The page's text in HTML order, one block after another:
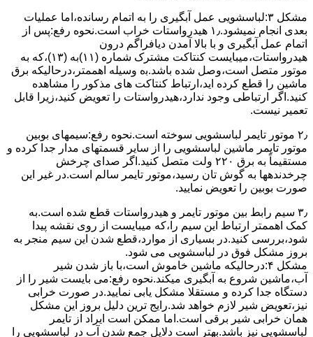
مشکل ۳:لباسشویی ﻋﻤﻞ آﺑﮕﯿﺮی را ﺑﻪ اﺗﻤﺎم رﺳﺎﻧﺪه،اﻣﺎ ﻋﻤﻠﯿﺎت
ﺑﻌﺪی اﻧﺠﺎم نمیشود.۱٫ ﻫﯿﺪرواﺳﺘﺎت ﺧﺮاب اﺳﺖ.نحوه رﻓﻊ:ﭘﺲ از
اﺗﻤﺎم عمل آﺑﮕﯿﺮی و ﺑﺎ ﺑﺎﻻ آﻣﺪن دﯾﺎﻓﺮاﮔﻢ درون
ﻫﯿﺪرواﺳﺘﺎت،میبایست ﮐﻨﺘﺎﮐﺖ ﻣﺸﺘﺮک شماره (۱۱)به (۱۳)،ﮐﻪ ﺑﻪ
ﻣﻮﺗﻮر ﻣﺘﺼﻞ اﺳﺖ،وﺻﻞ ﺷﺪه ﺑﺎﺷﺪ.ﺑه وسیله اهممتر،درحالیکه ﺑﺮق
ﻣﺎﺷﯿﻦ را ﻗﻄﻊ کرده اید،ارﺗﺒﺎط ﮐﻨﺘﺎﮐﺖ ﻫﺎی ﻣﺬﮐﻮر را ﻣﺸﺎﻫﺪه
کنید.اﮔﺮ ارﺗﺒﺎطی وجود ندارد،ﻫﯿﺪرواﺳﺘﺎت را ﺗﻌﻮﯾﺾ ﮐﻨﯿﺪ،زﯾﺮا قابل
ﺗﻌﻤﯿﺮ نیست.
۲٫ ﻣﻮﺗﻮر ﺗﺎﯾﻤﺮ لباسشویی ﺳﻮﺧﺘﻪ اﺳﺖ.نحوه رﻓﻊ:سیمهای ﺑﻮﺑﯿﻦ
ﻣﻮﺗﻮر ﺗﺎﯾﻤﺮ ماشین لباسشویی را از ﺳﺎﯾﺮ قسمتهای ﻣﺪار ﺟﺪا کرده و
مستقیماً ﺑﻪ برق ۲۲۰ وﻟﺖ ﻣﺘﺼﻞ کنید.اﮔﺮ ﺻﺪای ﭼﺮﺧﺶ
چرخدندهها به گوش تان رﺳﯿﺪ،ﻣﻮﺗﻮر ﺗﺎﯾﻤﺮ ﺳﺎﻟﻢ اﺳﺖ.در ﻏﯿﺮ اﯾﻦ
ﺻﻮرت ﺑﻮﺑﯿﻦ را ﺗﻌﻮﯾﺾ ﻧﻤﺎﯾﯿﺪ.
۳٫ ﺳﯿﻢ راﺑﻂ ﺑﯿﻦ ﻣﻮﺗﻮر ﺗﺎﯾﻤﺮ و ﻫﯿﺪرواﺳﺘﺎت ﻗﻄﻊ ﺷﺪه اﺳﺖ.به
کمک اهممتر ارﺗﺒﺎط اﯾﻦ ﺳﯿﻢ را،ﮐﻪ میبایست از روی ﻧﻘﺸﻪ ﭘﯿﺪا
ﺷﻮد،بررسی ﮐﻨﯿﺪ.در ﺑﺴﯿﺎری از موارد،ﻗﻄﻊ ﺷﺪن اﯾﻦ ﺳﯿﻢ ﻣﻨﺠﺮ ﺑﻪ
ﺑﺮوز مشکل ﻓﻮق در لباسشویی می شود.
مشکل ۴:درحالیکه ﻣﺎﺷﯿﻦ ﺧﺎﻣﻮش اﺳﺖ،ﺑﺎ ﺑﺎز ﺷﺪن ﺷﯿﺮ
آب،ﻣﺎﺷﯿﻦ ﺷﺮوع ﺑﻪ آﺑﮕﯿﺮی میکند.نحوه رﻓﻊ:می بایست ﺷﯿﺮ را از
دستگاه جدا کرده و مستقلا مشکل یابی نمایید.در صورت خرابی
نیز،تعویض شیر لازم خواهد شد.رایج ترین دلیل بروز این مشکل
همان خرابی شیر برقی است.اما ممکن است ایراد از تایمر
لباسشویی نیز باشد.بهتر است دلایل جمع شدن آب در لباسشویی را